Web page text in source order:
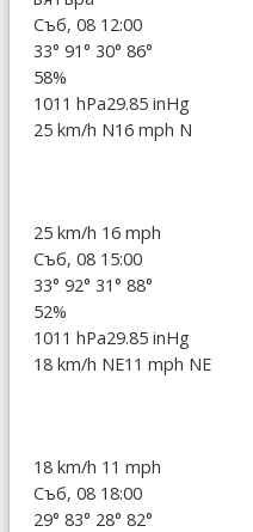
Съб, 08 12:00
33° 91° 30° 86°
58%
1011 hPa29.85 inHg
25 km/h N16 mph N
25 km/h 16 mph
Съб, 08 15:00
33° 92° 31° 88°
52%
1011 hPa29.85 inHg
18 km/h NE11 mph NE
18 km/h 11 mph
Съб, 08 18:00
29° 83° 28° 82°